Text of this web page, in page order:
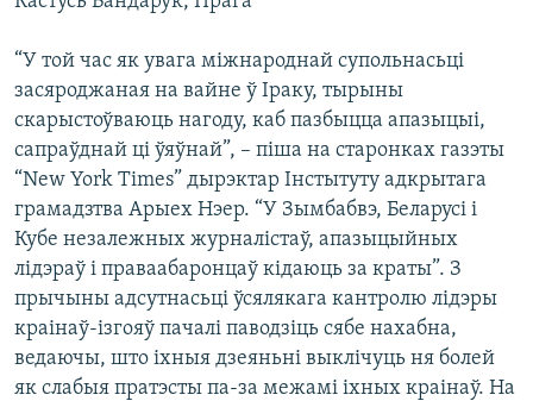
КУЛЬТУРА
КАЛЯНДАР
МОВА
НА ХВАЛЯХ СВАБОДЫ
“У той час як увага міжнароднай супольнасьці
засяроджаная на вайне ў Іраку, тырыны
скарыстоўваюць нагоду, каб пазбыцца апазыцыі,
сапраўднай ці ўяўнай”, – піша на старонках газэты
“New York Times” дырэктар Інстытуту адкрытага
грамадзтва Арыех Нэер. “У Зымбабвэ, Беларусі і
Кубе незалежных журналістаў, апазыцыйных
лідэраў і праваабаронцаў кідаюць за краты”. З
прычыны адсутнасьці ўсялякага кантролю лідэры
краінаў-ізгояў пачалі паводзіць сябе нахабна,
ведаючы, што іхныя дзеяньні выклічуць ня болей
як слабыя пратэсты па-за межамі іхных краінаў. На